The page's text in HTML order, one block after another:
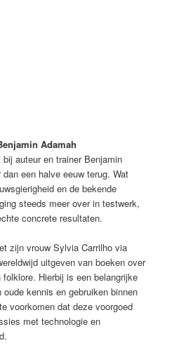
Adamah
auteur en trainer Benjamin
een halve eeuw terug. Wat
en de bekende
steeds meer over in testwerk,
concrete resultaten.
zijn vrouw Sylvia Carrilho via
uitgeven van boeken over
Hierbij is een belangrijke
kennis en gebruiken binnen
voorkomen dat deze voorgoed
met technologie en